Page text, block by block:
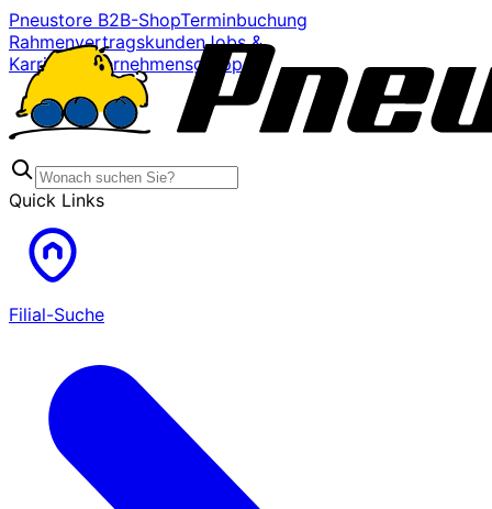
Pneustore B2B-ShopTerminbuchung
RahmenvertragskundenJobs &
Karriere
Unternehmensgruppe
Quick Links
Filial-Suche